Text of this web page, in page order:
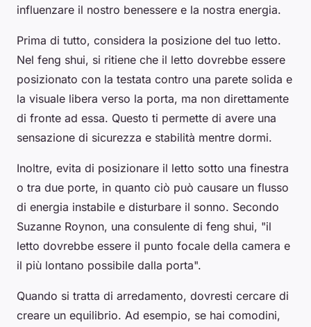
influenzare il nostro benessere e la nostra energia.
Prima di tutto, considera la posizione del tuo letto.
Nel feng shui, si ritiene che il letto dovrebbe essere
posizionato con la testata contro una parete solida e
la visuale libera verso la porta, ma non direttamente
di fronte ad essa. Questo ti permette di avere una
sensazione di sicurezza e stabilità mentre dormi.
Inoltre, evita di posizionare il letto sotto una finestra
o tra due porte, in quanto ciò può causare un flusso
di energia instabile e disturbare il sonno. Secondo
Suzanne Roynon, una consulente di feng shui, "il
letto dovrebbe essere il punto focale della camera e
il più lontano possibile dalla porta".
Quando si tratta di arredamento, dovresti cercare di
creare un equilibrio. Ad esempio, se hai comodini,